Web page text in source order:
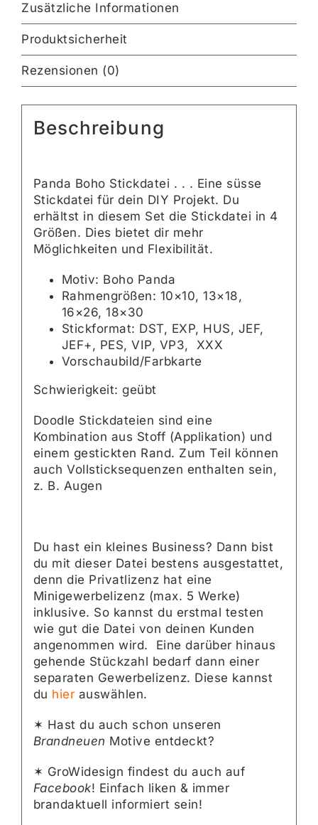
Zusätzliche Informationen
Produktsicherheit
Rezensionen (0)
Beschreibung
Panda Boho Stickdatei . . . Eine süsse
Stickdatei für dein DIY Projekt. Du
erhältst in diesem Set die Stickdatei in 4
Größen. Dies bietet dir mehr
Möglichkeiten und Flexibilität.
Motiv: Boho Panda
Rahmengrößen: 10×10, 13×18,
16×26, 18×30
Stickformat: DST, EXP, HUS, JEF,
JEF+, PES, VIP, VP3, XXX
Vorschaubild/Farbkarte
Schwierigkeit: geübt
Doodle Stickdateien sind eine
Kombination aus Stoff (Applikation) und
einem gestickten Rand. Zum Teil können
auch Vollsticksequenzen enthalten sein,
z. B. Augen
Du hast ein kleines Business? Dann bist
du mit dieser Datei bestens ausgestattet,
denn die Privatlizenz hat eine
Minigewerbelizenz (max. 5 Werke)
inklusive. So kannst du erstmal testen
wie gut die Datei von deinen Kunden
angenommen wird. Eine darüber hinaus
gehende Stückzahl bedarf dann einer
separaten Gewerbelizenz. Diese kannst
du hier auswählen.
✶ Hast du auch schon unseren
Brandneuen Motive entdeckt?
✶ GroWidesign findest du auch auf
Facebook! Einfach liken & immer
brandaktuell informiert sein!